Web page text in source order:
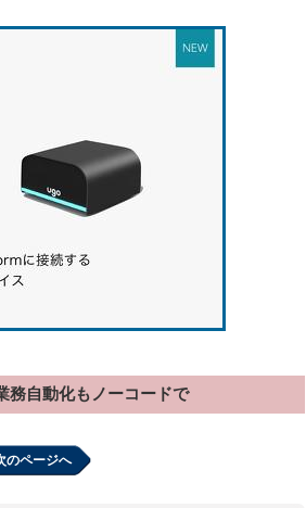
務自動化もノーコードで
のページへ